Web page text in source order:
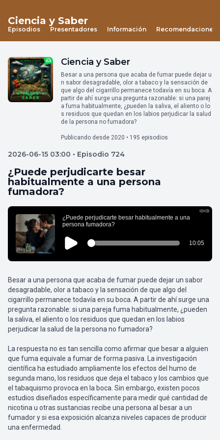
Ciencia y Saber
Episodios Presentadores Información Recomendaciones
Ciencia y Saber
Besar a una persona que acaba de fumar puede dejar u
n sabor desagradable, olor a tabaco y la sensación de
que algo del cigarrillo permanece todavía en su boca. A
partir de ahí surge una pregunta razonable: si una parej
a fuma habitualmente, ¿pueden la saliva, el aliento o lo
s residuos que quedan en los labios perjudicar la salud
de la persona no fumadora?
Publicando desde 2020 • 195 episodios
2026-06-15 03:00 • Episodio 724
¿Puede perjudicarte besar
habitualmente a una persona
fumadora?
Besar a una persona que acaba de fumar puede dejar un sabor
desagradable, olor a tabaco y la sensación de que algo del
cigarrillo permanece todavía en su boca. A partir de ahí surge una
pregunta razonable: si una pareja fuma habitualmente, ¿pueden
la saliva, el aliento o los residuos que quedan en los labios
perjudicar la salud de la persona no fumadora?
La respuesta no es tan sencilla como afirmar que besar a alguien
que fuma equivale a fumar de forma pasiva. La investigación
científica ha estudiado ampliamente los efectos del humo de
segunda mano, los residuos que deja el tabaco y los cambios que
el tabaquismo provoca en la boca. Sin embargo, existen pocos
estudios diseñados específicamente para medir qué cantidad de
nicotina u otras sustancias recibe una persona al besar a un
fumador y si esa exposición alcanza niveles capaces de producir
una enfermedad.